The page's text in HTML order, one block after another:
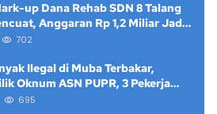
up Dana Rehab SDN 8 Talang
Anggaran Rp 1,2 Miliar Jadi
702
Ilegal di Muba Terbakar,
Oknum ASN PUPR, 3 Pekerja
695